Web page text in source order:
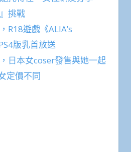
挑戰
R18遊戲《ALIA’s
版乳首放送
日本女coser發售與她一起
定價不同